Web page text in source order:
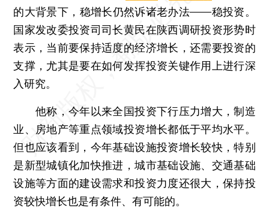
的大背景下，稳增长仍然诉诸老办法——稳投资。
国家发改委投资司司长黄民在陕西调研投资形势时
表示，当前要保持适度的经济增长，还需要投资的
支撑，尤其是要在如何发挥投资关键作用上进行深
入研究。
他称，今年以来全国投资下行压力增大，制造
业、房地产等重点领域投资增长都低于平均水平。
但也应该看到，今年基础设施投资增长较快，特别
是新型城镇化加快推进，城市基础设施、交通基础
设施等方面的建设需求和投资力度还很大，保持投
资较快增长也是有条件、有可能的。